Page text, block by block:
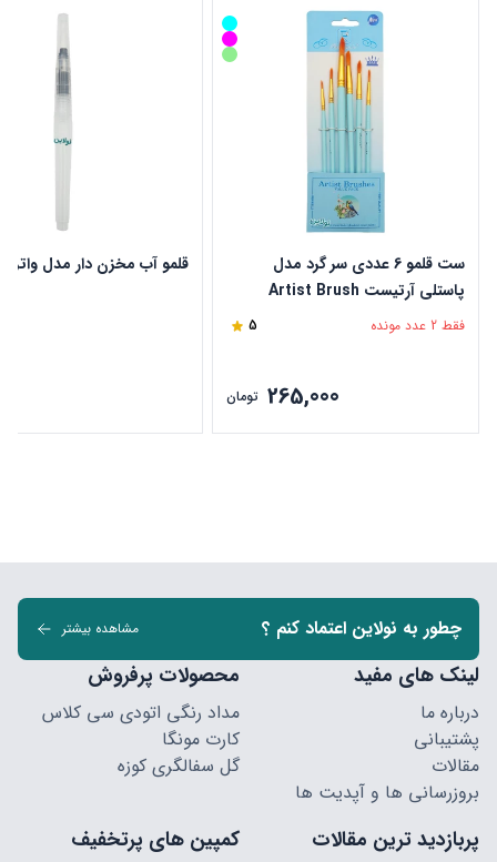
ست قلمو 6 عددی سر گرد مدل
پاستلی آرتیست Artist Brush
فقط 2 عدد مونده 5
265,000 تومان
قلمو آب مخزن دار مدل واتر
چطور به نولاین اعتماد کنم ؟ مشاهده بیشتر
لینک های مفید
درباره ما
پشتیبانی
مقالات
بروزرسانی ها و آپدیت ها
محصولات پرفروش
مداد رنگی اتودی سی کلاس
کارت مونگا
گل سفالگری کوزه
پربازدید ترین مقالات کمپین های پرتخفیف